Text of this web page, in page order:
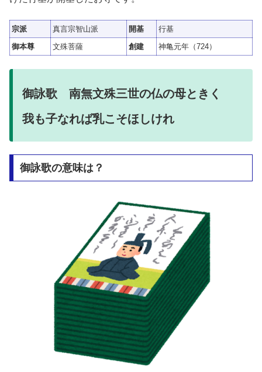
宗派 真言宗智山派 開基
行基
御本尊
文殊菩薩 創建 神亀元年（724）
御詠歌 南無文殊三世の仏の母ときく
我も子なれば乳こそほしけれ
御詠歌の意味は？